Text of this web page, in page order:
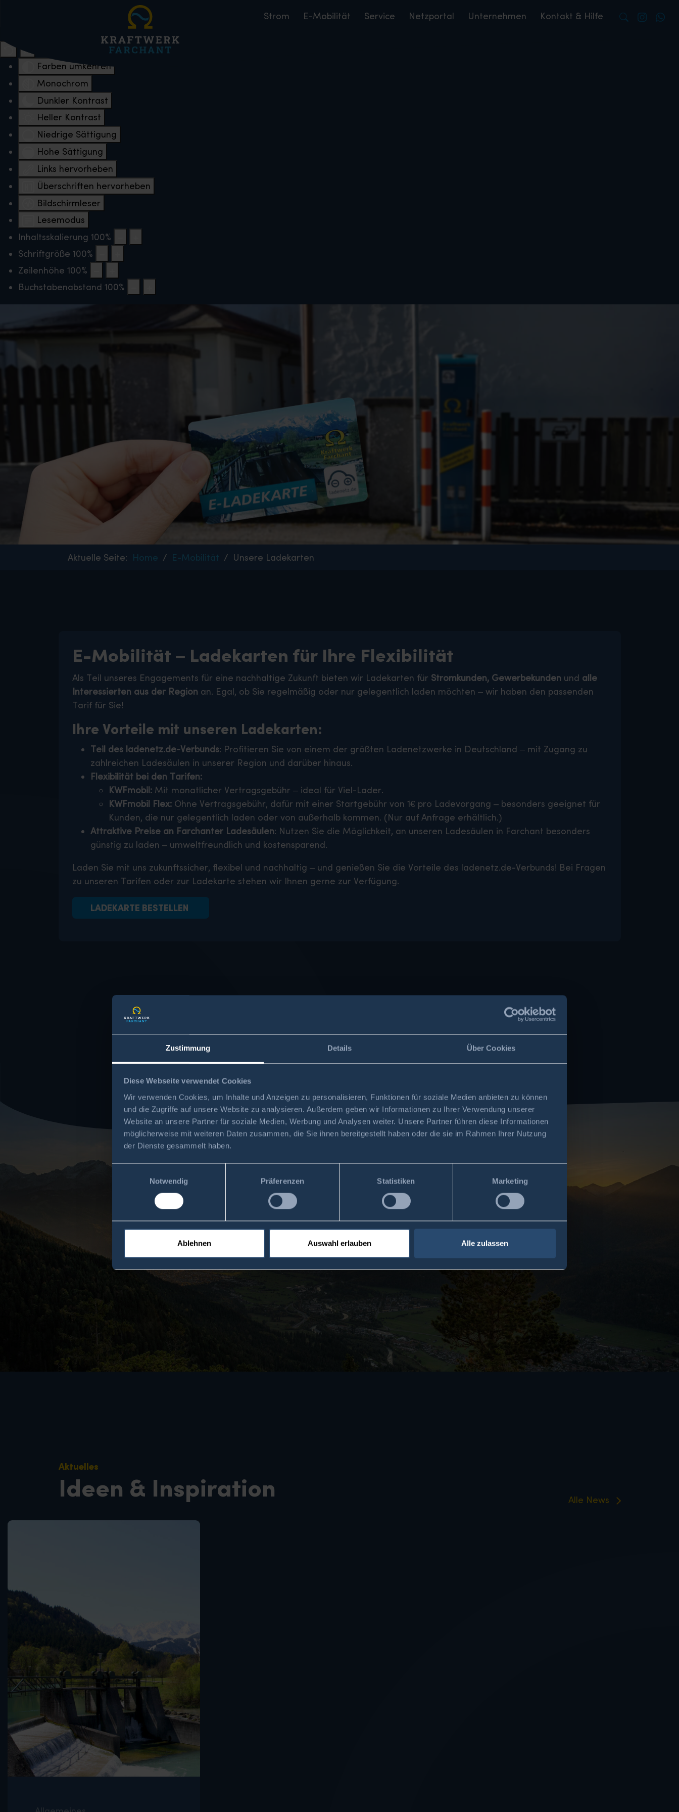
Zustimmung Details Über Cookies
Diese Webseite verwendet Cookies
Wir verwenden Cookies, um Inhalte und Anzeigen zu personalisieren, Funktionen für soziale Medien anbieten zu können
und die Zugriffe auf unsere Website zu analysieren. Außerdem geben wir Informationen zu Ihrer Verwendung unserer
Website an unsere Partner für soziale Medien, Werbung und Analysen weiter. Unsere Partner führen diese Informationen
möglicherweise mit weiteren Daten zusammen, die Sie ihnen bereitgestellt haben oder die sie im Rahmen Ihrer Nutzung
der Dienste gesammelt haben.
Notwendig
Präferenzen Statistiken Marketing
Ablehnen Auswahl erlauben Alle zulassen
Farben umkehren
Monochrom
Dunkler Kontrast
Heller Kontrast
Niedrige Sättigung
Hohe Sättigung
Links hervorheben
Überschriften hervorheben
Bildschirmleser
Lesemodus
Inhaltsskalierung 100%
Schriftgröße 100%
Zeilenhöhe 100%
Buchstabenabstand 100%
Strom E-Mobilität Service Netzportal Unternehmen Kontakt & Hilfe
Aktuelle Seite: Home E-Mobilität Unsere Ladekarten
E-Mobilität – Ladekarten für Ihre Flexibilität
Als Teil unseres Engagements für eine nachhaltige Zukunft bieten wir Ladekarten für Stromkunden, Gewerbekunden und alle
Interessierten aus der Region an. Egal, ob Sie regelmäßig oder nur gelegentlich laden möchten – wir haben den passenden
Tarif für Sie!
Ihre Vorteile mit unseren Ladekarten:
Teil des ladenetz.de-Verbunds: Profitieren Sie von einem der größten Ladenetzwerke in Deutschland – mit Zugang zu
zahlreichen Ladesäulen in unserer Region und darüber hinaus.
Flexibilität bei den Tarifen:
KWFmobil:Mit monatlicher Vertragsgebühr – ideal für Viel-Lader.
KWFmobil Flex:Ohne Vertragsgebühr, dafür mit einer Startgebühr von 1€ pro Ladevorgang – besonders geeignet für
Kunden, die nur gelegentlich laden oder von außerhalb kommen. (Nur auf Anfrage erhältlich.)
Attraktive Preise an Farchanter Ladesäulen: Nutzen Sie die Möglichkeit, an unseren Ladesäulen in Farchant besonders
günstig zu laden – umweltfreundlich und kostensparend.
Laden Sie mit uns zukunftssicher, flexibel und nachhaltig – und genießen Sie die Vorteile des ladenetz.de-Verbunds! Bei Fragen
zu unseren Tarifen oder zur Ladekarte stehen wir Ihnen gerne zur Verfügung.
LADEKARTE BESTELLEN
Aktuelles
Ideen & Inspiration Alle News